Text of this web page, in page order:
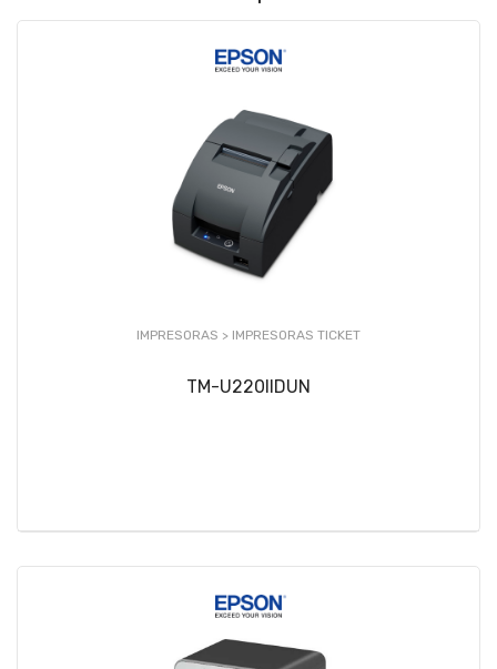
IMPRESORAS > IMPRESORAS TICKET
TM-U220IIDUN